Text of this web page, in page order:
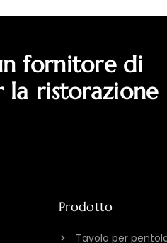
fornitore di
ristorazione
Prodotto
Tavolo per